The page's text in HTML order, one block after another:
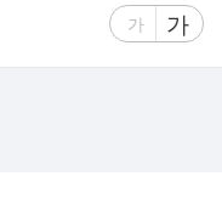
글
가
글
자
가